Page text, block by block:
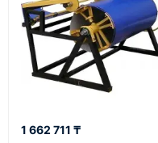
1 662 711 ₸